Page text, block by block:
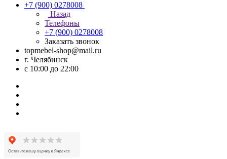
+7 (900) 0278008
Назад
Телефоны
+7 (900) 0278008
Заказать звонок
topmebel-shop@mail.ru
г. Челябинск
с 10:00 до 22:00